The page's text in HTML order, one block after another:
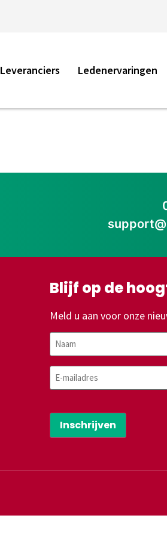
Leveranciers Ledenervaringen
Blijf op de
Meld u aan voor onze
Naam
E-
mailadres